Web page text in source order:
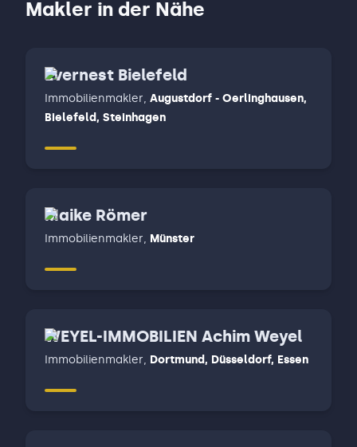
Makler in der Nähe
Evernest Bielefeld
Immobilienmakler, Augustdorf - Oerlinghausen,
Bielefeld, Steinhagen
Maike Römer
Immobilienmakler, Münster
WEYEL-IMMOBILIEN Achim Weyel
Immobilienmakler, Dortmund, Düsseldorf, Essen